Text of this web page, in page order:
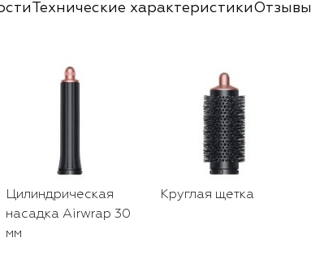
Технические характеристикиОтзывы
Цилиндрическая
насадка Airwrap 30
мм
Круглая щетка